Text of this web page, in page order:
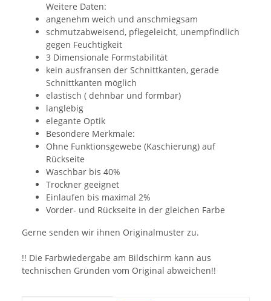
Weitere Daten:
angenehm weich und anschmiegsam
schmutzabweisend, pflegeleicht, unempfindlich
gegen Feuchtigkeit
3 Dimensionale Formstabilität
kein ausfransen der Schnittkanten, gerade
Schnittkanten möglich
elastisch ( dehnbar und formbar)
langlebig
elegante Optik
Besondere Merkmale:
Ohne Funktionsgewebe (Kaschierung) auf
Rückseite
Waschbar bis 40%
Trockner geeignet
Einlaufen bis maximal 2%
Vorder- und Rückseite in der gleichen Farbe
Gerne senden wir ihnen Originalmuster zu.
!! Die Farbwiedergabe am Bildschirm kann aus
technischen Gründen vom Original abweichen!!